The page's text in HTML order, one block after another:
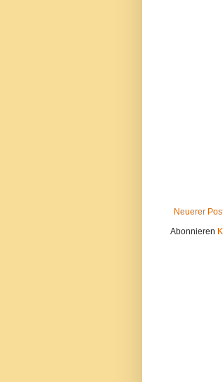
Neuerer
Abonnieren